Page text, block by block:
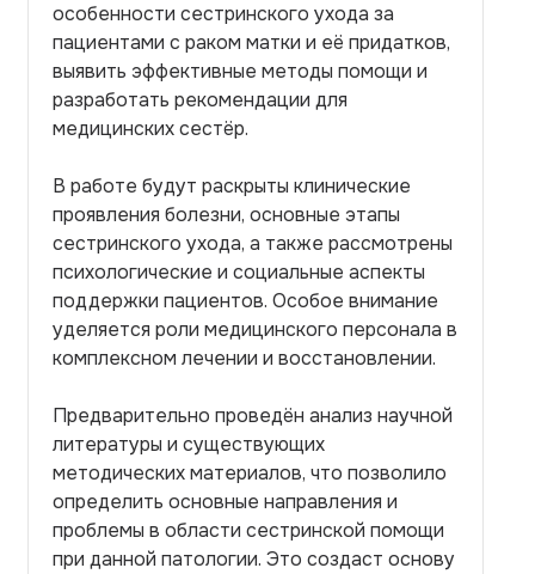
особенности сестринского ухода за
пациентами с раком матки и её придатков,
выявить эффективные методы помощи и
разработать рекомендации для
медицинских сестёр.
В работе будут раскрыты клинические
проявления болезни, основные этапы
сестринского ухода, а также рассмотрены
психологические и социальные аспекты
поддержки пациентов. Особое внимание
уделяется роли медицинского персонала в
комплексном лечении и восстановлении.
Предварительно проведён анализ научной
литературы и существующих
методических материалов, что позволило
определить основные направления и
проблемы в области сестринской помощи
при данной патологии. Это создаст основу